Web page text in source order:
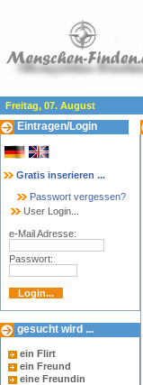
Freitag, 07. August
Eintragen/Login
Gratis inserieren ...
Passwort vergessen?
User Login...
e-Mail Adresse:
Passwort:
gesucht wird ...
ein Flirt
ein Freund
eine Freundin